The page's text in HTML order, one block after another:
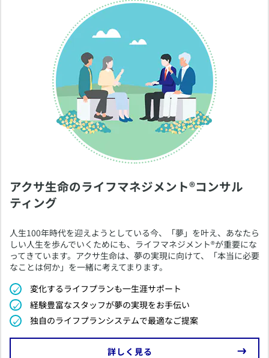
​アクサ生命のライフマネジメント®コンサル
ティング
​人生100年時代を迎えようとしている今、「夢」を叶え、あなたら
しい人生を歩んでいくためにも、ライフマネジメント®が重要にな
ってきています。アクサ生命は、夢の実現に向けて、「本当に必要
なことは何か」を一緒に考えてまります。
​変化するライフプランも一生涯サポート
​経験豊富なスタッフが夢の実現をお手伝い
​独自のライフプランシステムで最適なご提案
​詳しく見る